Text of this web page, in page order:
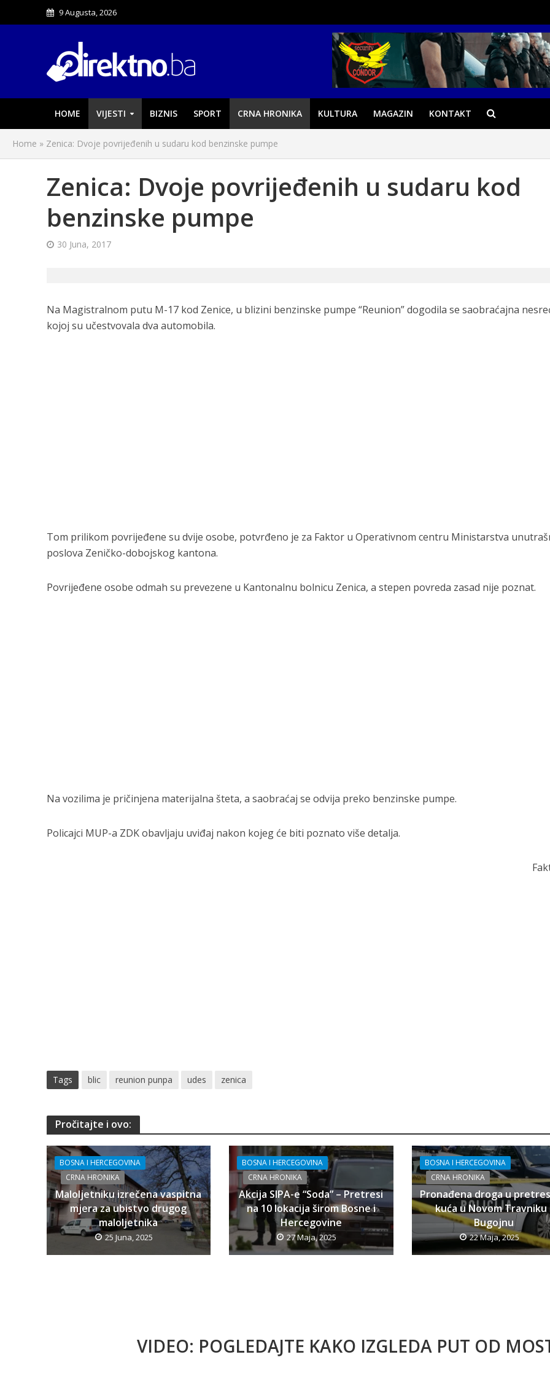
9 Augusta, 2026
HOME VIJESTI BIZNIS SPORT CRNA HRONIKA KULTURA MAGAZIN KONTAKT
Home » Zenica: Dvoje povrijeđenih u sudaru kod benzinske pumpe
Zenica: Dvoje povrijeđenih u sudaru kod
benzinske pumpe
30 Juna, 2017
Na Magistralnom putu M-17 kod Zenice, u blizini benzinske pumpe “Reunion” dogodila se saobraćajna
kojoj su učestvovala dva automobila.
Tom prilikom povrijeđene su dvije osobe, potvrđeno je za Faktor u Operativnom centru Ministarstva
poslova Zeničko-dobojskog kantona.
Povrijeđene osobe odmah su prevezene u Kantonalnu bolnicu Zenica, a stepen povreda zasad nije poznat.
Na vozilima je pričinjena materijalna šteta, a saobraćaj se odvija preko benzinske pumpe.
Policajci MUP-a ZDK obavljaju uviđaj nakon kojeg će biti poznato više detalja.
Tags blic reunion punpa udes zenica
Pročitajte i ovo:
BOSNA I HERCEGOVINA
CRNA HRONIKA
Maloljetniku izrečena vaspitna
mjera za ubistvo drugog
maloljetnika
25 Juna, 2025
BOSNA I HERCEGOVINA
CRNA HRONIKA
Akcija SIPA-e “Soda” – Pretresi
na 10 lokacija širom Bosne i
Hercegovine
27 Maja, 2025
BOSNA I HERCEGOVINA
CRNA HRONIKA
Pronađena droga u
kuća u Novom Travniku
Bugojnu
22 Maja, 2025
VIDEO: POGLEDAJTE KAKO IZGLEDA PUT OD